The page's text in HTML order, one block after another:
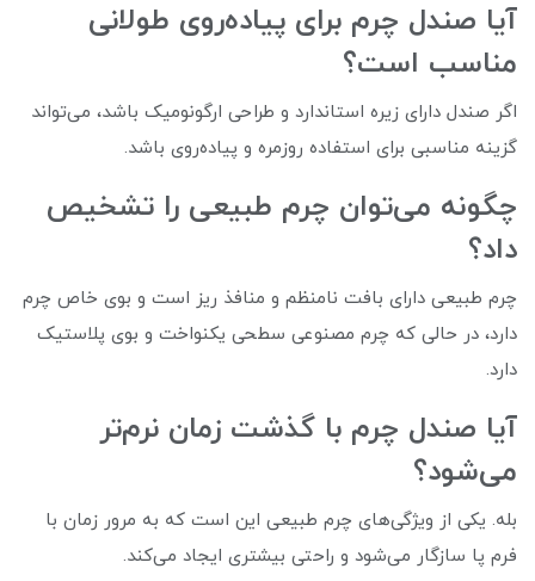
آیا صندل چرم برای پیاده‌روی طولانی
مناسب است؟
اگر صندل دارای زیره استاندارد و طراحی ارگونومیک باشد، می‌تواند
گزینه مناسبی برای استفاده روزمره و پیاده‌روی باشد.
چگونه می‌توان چرم طبیعی را تشخیص
داد؟
چرم طبیعی دارای بافت نامنظم و منافذ ریز است و بوی خاص چرم
دارد، در حالی که چرم مصنوعی سطحی یکنواخت و بوی پلاستیک
دارد.
آیا صندل چرم با گذشت زمان نرم‌تر
می‌شود؟
بله. یکی از ویژگی‌های چرم طبیعی این است که به مرور زمان با
فرم پا سازگار می‌شود و راحتی بیشتری ایجاد می‌کند.